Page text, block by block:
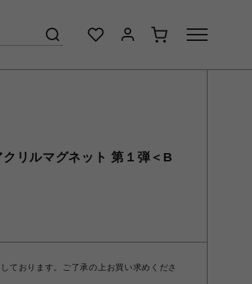
リルマグネット 第１弾＜B
ております。ご了承の上お買い求めくださ